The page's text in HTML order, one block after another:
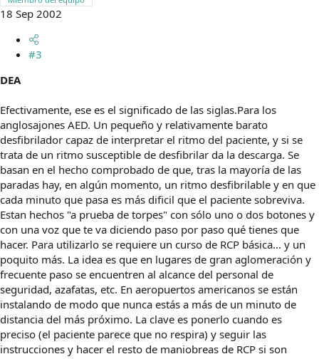
18 Sep 2002
#3
DEA
Efectivamente, ese es el significado de las siglas.Para los
anglosajones AED. Un pequeño y relativamente barato
desfibrilador capaz de interpretar el ritmo del paciente, y si se
trata de un ritmo susceptible de desfibrilar da la descarga. Se
basan en el hecho comprobado de que, tras la mayoría de las
paradas hay, en algún momento, un ritmo desfibrilable y en que
cada minuto que pasa es más dificil que el paciente sobreviva.
Estan hechos "a prueba de torpes" con sólo uno o dos botones y
con una voz que te va diciendo paso por paso qué tienes que
hacer. Para utilizarlo se requiere un curso de RCP básica... y un
poquito más. La idea es que en lugares de gran aglomeración y
frecuente paso se encuentren al alcance del personal de
seguridad, azafatas, etc. En aeropuertos americanos se están
instalando de modo que nunca estás a más de un minuto de
distancia del más próximo. La clave es ponerlo cuando es
preciso (el paciente parece que no respira) y seguir las
instrucciones y hacer el resto de maniobreas de RCP si son